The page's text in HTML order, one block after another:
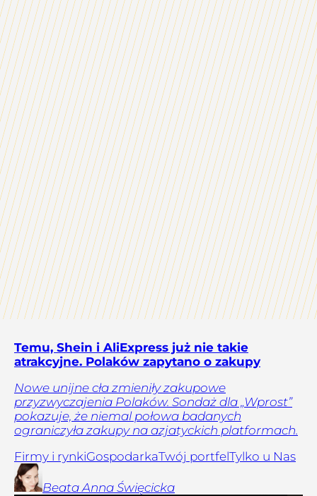
Temu, Shein i AliExpress już nie takie
atrakcyjne. Polaków zapytano o zakupy
Nowe unijne cła zmieniły zakupowe
przyzwyczajenia Polaków. Sondaż dla „Wprost”
pokazuje, że niemal połowa badanych
ograniczyła zakupy na azjatyckich platformach.
Firmy i rynkiGospodarkaTwój portfelTylko u Nas
Beata Anna Święcicka